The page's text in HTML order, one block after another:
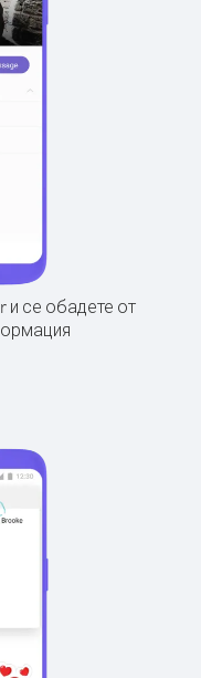
и се обадете от